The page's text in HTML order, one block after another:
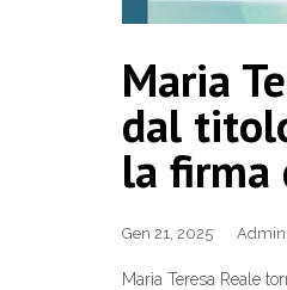
Maria
dal
la firma
Gen 21, 2025 Admin
Maria Teresa Reale